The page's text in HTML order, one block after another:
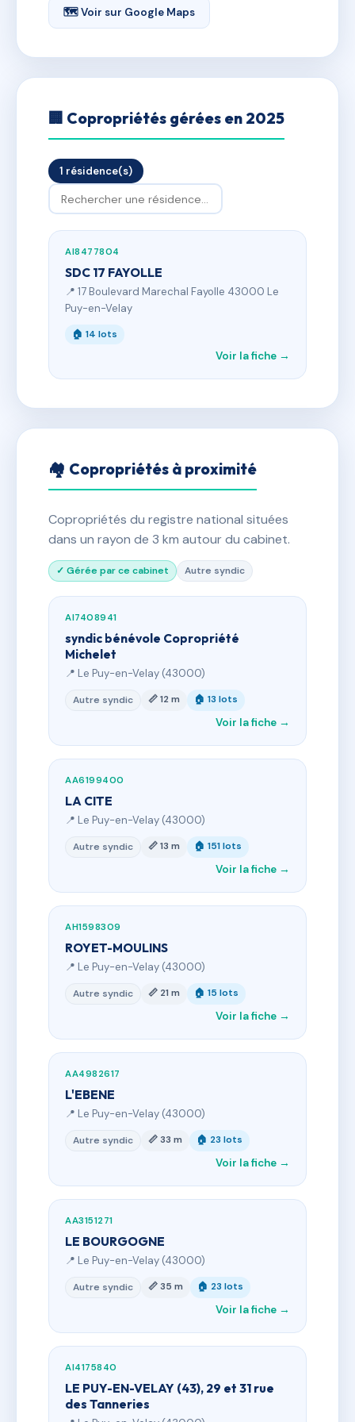
🗺 Voir sur Google Maps
🏢 Copropriétés gérées en 2025
1 résidence(s)
AI8477804
SDC 17 FAYOLLE
📍 17 Boulevard Marechal Fayolle 43000 Le
Puy-en-Velay
🏠 14 lots
Voir la fiche →
🏘 Copropriétés à proximité
Copropriétés du registre national situées
dans un rayon de 3 km autour du cabinet.
✓ Gérée par ce cabinet Autre syndic
AI7408941
syndic bénévole Copropriété
Michelet
📍 Le Puy-en-Velay (43000)
Autre syndic 📏 12 m 🏠 13 lots
Voir la fiche →
AA6199400
LA CITE
📍 Le Puy-en-Velay (43000)
Autre syndic 📏 13 m 🏠 151 lots
Voir la fiche →
AH1598309
ROYET-MOULINS
📍 Le Puy-en-Velay (43000)
Autre syndic 📏 21 m 🏠 15 lots
Voir la fiche →
AA4982617
L'EBENE
📍 Le Puy-en-Velay (43000)
Autre syndic 📏 33 m 🏠 23 lots
Voir la fiche →
AA3151271
LE BOURGOGNE
📍 Le Puy-en-Velay (43000)
Autre syndic 📏 35 m 🏠 23 lots
Voir la fiche →
AI4175840
LE PUY-EN-VELAY (43), 29 et 31 rue
des Tanneries